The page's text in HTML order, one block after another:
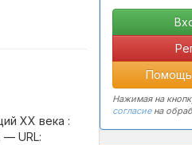
Помощь
Нажимая на
согласиена
XX века :
— URL: